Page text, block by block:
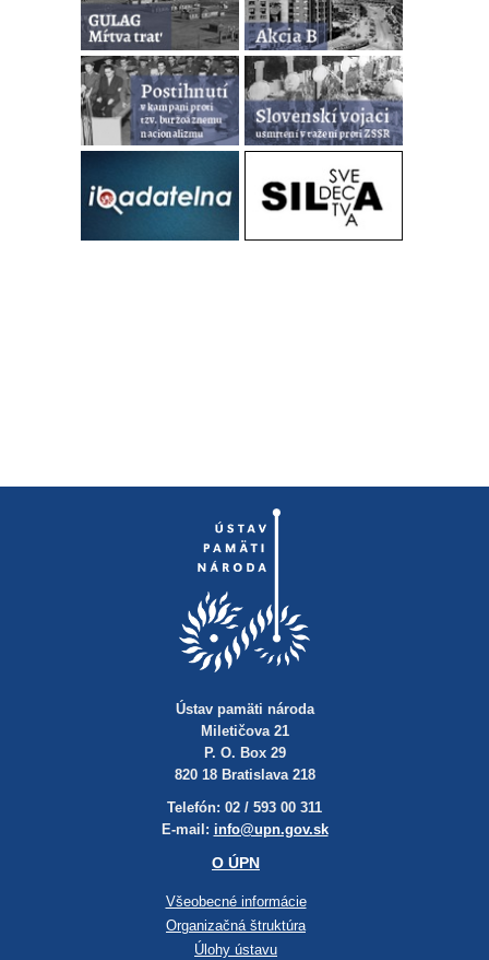
Ústav pamäti národa
Miletičova 21
P. O. Box 29
820 18 Bratislava 218
Telefón: 02 / 593 00 311
E-mail: info@upn.gov.sk
O ÚPN
Všeobecné informácie
Organizačná štruktúra
Úlohy ústavu